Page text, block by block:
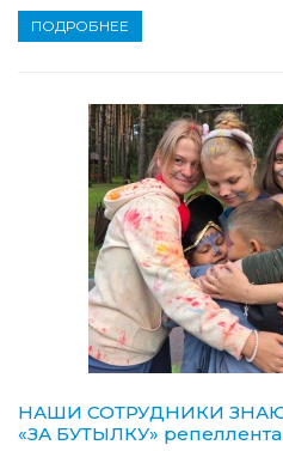
ПОДРОБНЕЕ
НАШИ СОТРУДНИКИ
«ЗА БУТЫЛКУ» репеллента